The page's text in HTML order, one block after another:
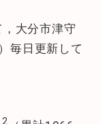
大分市津守
毎日更新して
2